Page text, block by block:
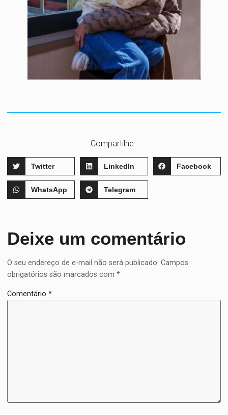
Compartilhe :
Twitter LinkedIn Facebook
WhatsApp Telegram
Deixe um comentário
O seu endereço de e-mail não será publicado. Campos
obrigatórios são marcados com*
Comentário*